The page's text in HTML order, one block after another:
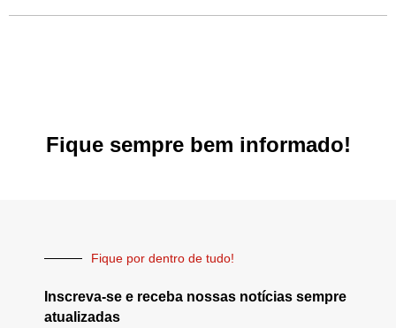
Fique sempre bem informado!
Fique por dentro de tudo!
Inscreva-se e receba nossas notícias sempre
atualizadas